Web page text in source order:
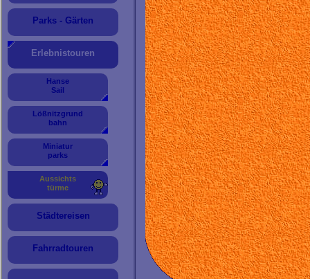
Parks - Gärten
Erlebnistouren
Hanse
Sail
Lößnitzgrund
bahn
Miniatur
parks
Aussichts
türme
Städtereisen
Fahrradtouren
Sie stellen eine besondere
Bismarckverehrung waren.
Der Erwerb desTurmdiploms
hat vor allem viel Spaß gemacht.
Allerdings haben wir die vier
Dashöchste Holzkonstrukt
eingeweiht.
Die 187 Treppenstufen bis zur
Sehr interessant waren die
Von der Plattform des
Cottbus Nord.
Das Areal wird renaturiert und
geflutet.
Ein besondersimposantes
umbenannt wurde.
Von der Aussichtsplattform hat
Potsdam.
Auf dieser Seite werden nur
es werden sicher Weitere